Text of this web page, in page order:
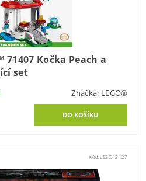
71407 Kočka Peach a
set
Značka: LEGO®
Kód:LEGO42127